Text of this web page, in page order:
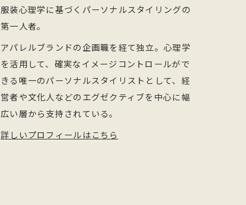
服装心理学に基づくパーソナルスタイリングの
第一人者。
アパレルブランドの企画職を経て独立。心理学
を活用して、確実なイメージコントロールがで
きる唯一のパーソナルスタイリストとして、経
営者や文化人などのエグゼクティブを中心に幅
広い層から支持されている。
詳しいプロフィールはこちら